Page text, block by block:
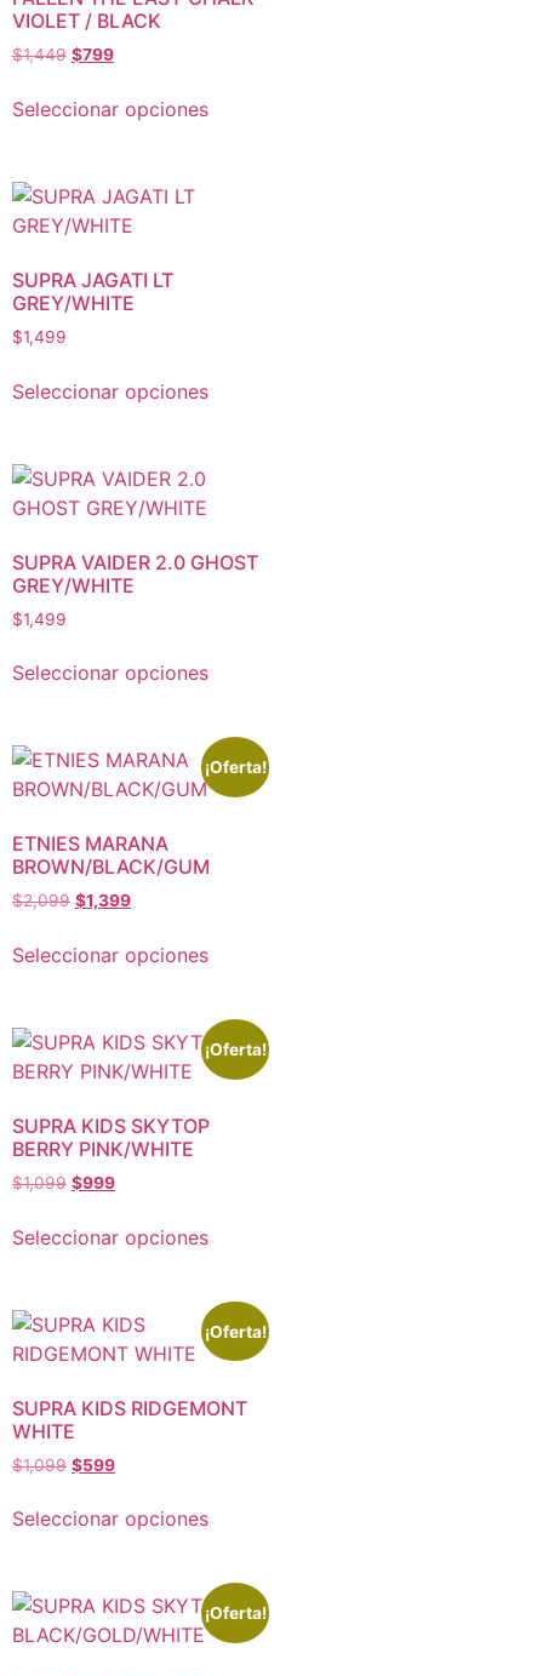
VIOLET / BLACK
$1,449 $799
Seleccionar opciones
SUPRA JAGATI LT
GREY/WHITE
$1,499
Seleccionar opciones
SUPRA VAIDER 2.0 GHOST
GREY/WHITE
$1,499
Seleccionar opciones
¡Oferta!
ETNIES MARANA
BROWN/BLACK/GUM
$2,099 $1,399
Seleccionar opciones
¡Oferta!
SUPRA KIDS SKYTOP
BERRY PINK/WHITE
$1,099 $999
Seleccionar opciones
¡Oferta!
SUPRA KIDS RIDGEMONT
WHITE
$1,099 $599
Seleccionar opciones
¡Oferta!